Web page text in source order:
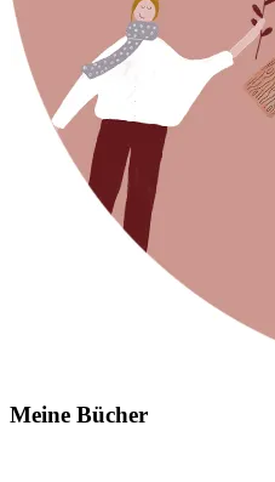
Meine Bücher